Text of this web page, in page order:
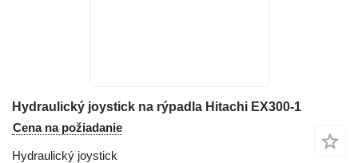
Hydraulický joystick na rýpadla Hitachi EX300-1
Cena na požiadanie
Hydraulický joystick